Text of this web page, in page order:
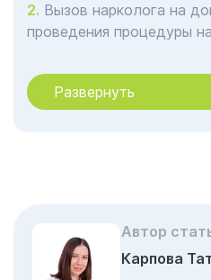
Вызов нарколога на
проведения процедуры
дому в Балашихе
Когда нужно вызвать
Алгоритм работы врача
Развернуть
Автор
Карпова